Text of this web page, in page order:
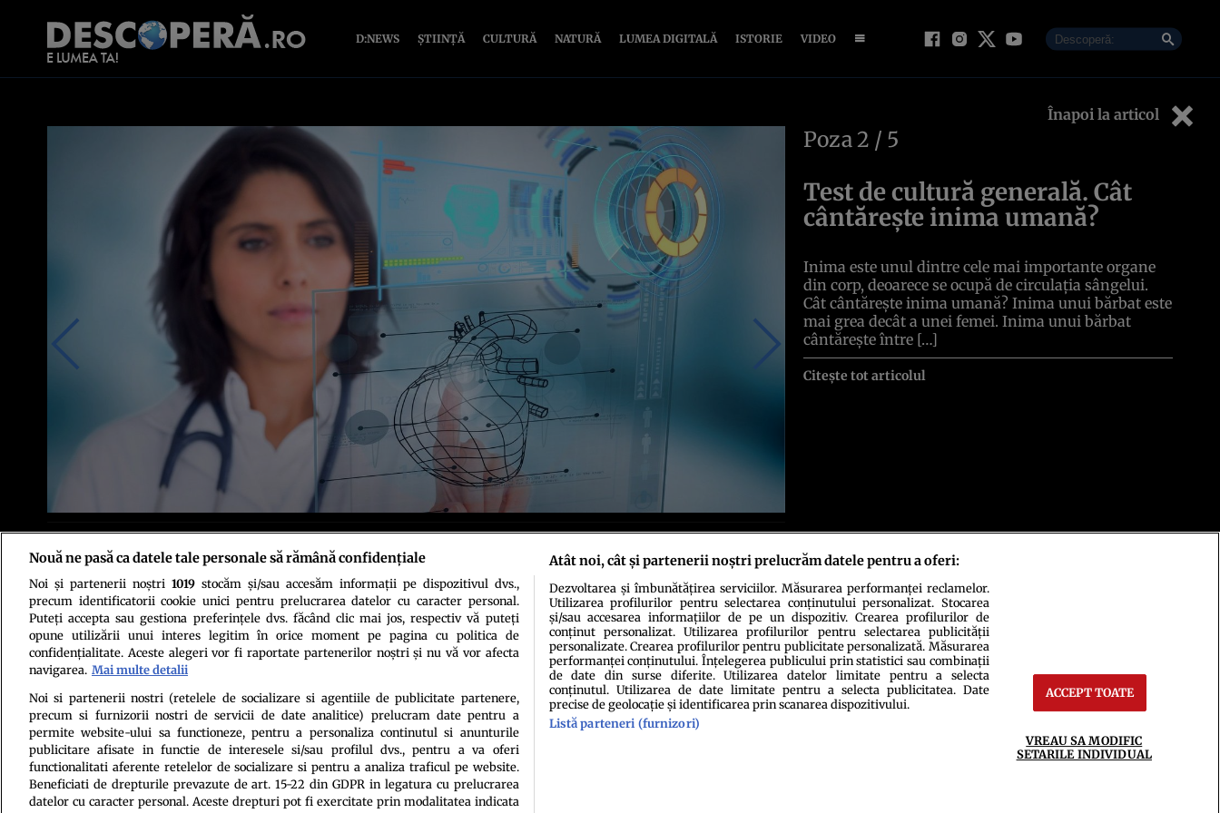
D:NEWS ȘTIINȚĂ CULTURĂ NATURĂ LUMEA DIGITALĂ ISTORIE VIDEO
Înapoi la articol
Poza2 / 5
Test de cultură generală. Cât
cântărește inima umană?
Inima este unul dintre cele mai importante organe
din corp, deoarece se ocupă de circulația sângelui.
Cât cântărește inima umană? Inima unui bărbat este
mai grea decât a unei femei. Inima unui bărbat
cântărește între […]
Citește tot articolul
Politica de confidenţialitate Politica de cookiesTermeni şi condiţiiEchipa redacționalăContactSetări Cookies
Nouă ne pasă ca datele tale personale să rămână confidențiale
Noi și partenerii noștri 1019stocăm și/sau accesăm informații pe dispozitivul dvs.,
precum identificatorii cookie unici pentru prelucrarea datelor cu caracter personal.
Puteți accepta sau gestiona preferințele dvs. făcând clic mai jos, respectiv vă puteți
opune utilizării unui interes legitim în orice moment pe pagina cu politica de
confidențialitate. Aceste alegeri vor fi raportate partenerilor noștri și nu vă vor afecta
navigarea. Mai multe detalii
Noi si partenerii nostri (retelele de socializare si agentiile de publicitate partenere,
precum si furnizorii nostri de servicii de date analitice) prelucram date pentru a
permite website-ului sa functioneze, pentru a personaliza continutul si anunturile
publicitare afisate in functie de interesele si/sau profilul dvs., pentru a va oferi
functionalitati aferente retelelor de socializare si pentru a analiza traficul pe website.
Beneficiati de drepturile prevazute de art. 15-22 din GDPR in legatura cu prelucrarea
datelor cu caracter personal. Aceste drepturi pot fi exercitate prin modalitatea indicata
Atât noi, cât și partenerii noștri prelucrăm datele pentru a oferi:
Dezvoltarea și îmbunătățirea serviciilor. Măsurarea performanței reclamelor.
Utilizarea profilurilor pentru selectarea conținutului personalizat. Stocarea
și/sau accesarea informațiilor de pe un dispozitiv. Crearea profilurilor de
conținut personalizat. Utilizarea profilurilor pentru selectarea publicității
personalizate. Crearea profilurilor pentru publicitate personalizată. Măsurarea
performanței conținutului. Înțelegerea publicului prin statistici sau combinații
de date din surse diferite. Utilizarea datelor limitate pentru a selecta
conținutul. Utilizarea de date limitate pentru a selecta publicitatea. Date
precise de geolocație și identificarea prin scanarea dispozitivului.
Listă parteneri (furnizori)
ACCEPT TOATE
VREAU SA MODIFIC
SETARILE INDIVIDUAL